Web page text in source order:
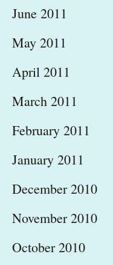
June 2011
May 2011
April 2011
March 2011
February 2011
January 2011
December 2010
November 2010
October 2010